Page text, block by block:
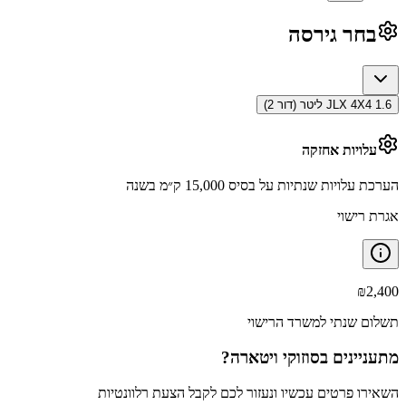
בחר גירסה
JLX 4X4 1.6 ליטר (דור 2)
עלויות אחזקה
הערכת עלויות שנתיות על בסיס 15,000 ק״מ בשנה
אגרת רישוי
₪2,400
תשלום שנתי למשרד הרישוי
מתעניינים בסוזוקי ויטארה?
השאירו פרטים עכשיו ונעזור לכם לקבל הצעת רלוונטיות